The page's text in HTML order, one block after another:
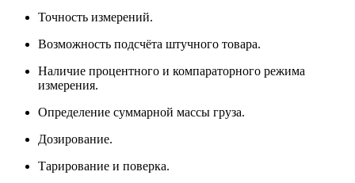
Точность измерений.
Возможность подсчёта штучного товара.
Наличие процентного и компараторного режима
измерения.
Определение суммарной массы груза.
Дозирование.
Тарирование и поверка.